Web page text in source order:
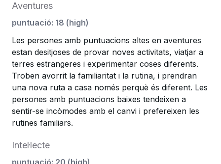
Aventures
puntuació: 18 (high)
Les persones amb puntuacions altes en aventures
estan desitjoses de provar noves activitats, viatjar a
terres estrangeres i experimentar coses diferents.
Troben avorrit la familiaritat i la rutina, i prendran
una nova ruta a casa només perquè és diferent. Les
persones amb puntuacions baixes tendeixen a
sentir-se incòmodes amb el canvi i prefereixen les
rutines familiars.
Intel·lecte
puntuació: 20 (high)